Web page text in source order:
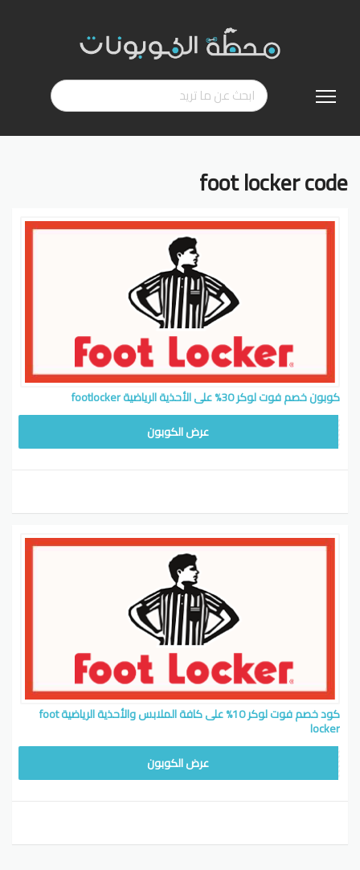
إلى
foot locker code
كوبون خصم فوت لوكر 30% على الأحذية الرياضية footlocker
عرض الكوبون
كود خصم فوت لوكر 10% على كافة الملابس والأحذية الرياضية foot
locker
عرض الكوبون